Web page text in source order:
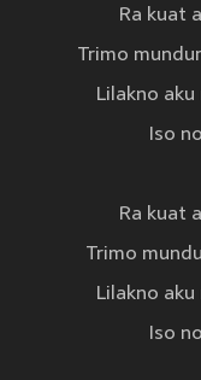
Ra kuat
Trimo
Lilakno
Iso
Ra kuat
Trimo
Lilakno
Iso